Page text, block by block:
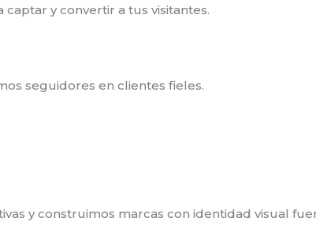
y convertir a tus visitantes.
seguidores en clientes fieles.
y construimos marcas con identidad visual